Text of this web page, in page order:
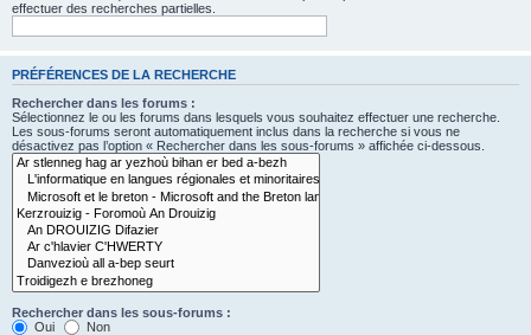
effectuer des recherches partielles.
PRÉFÉRENCES DE LA RECHERCHE
Rechercher dans les forums :
Sélectionnez le ou les forums dans lesquels vous souhaitez effectuer une recherche.
Les sous-forums seront automatiquement inclus dans la recherche si vous ne
désactivez pas l’option « Rechercher dans les sous-forums » affichée ci-dessous.
Rechercher dans les sous-forums :
Oui
Non